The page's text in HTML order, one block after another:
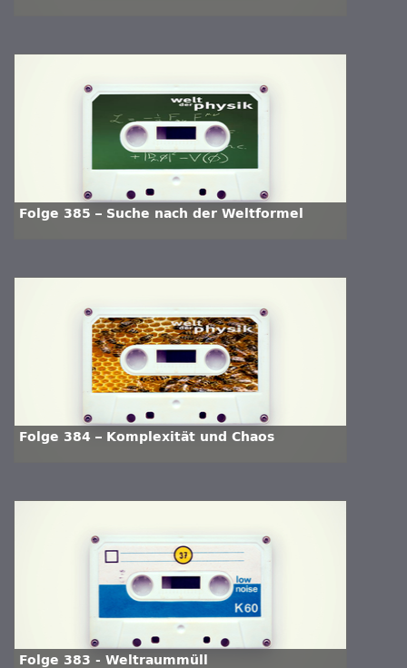
Folge 385 – Suche nach der Weltformel
Folge 384 – Komplexität und Chaos
Folge 383 - Weltraummüll